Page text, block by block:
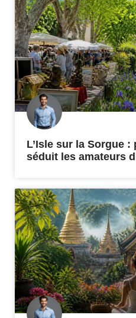
L’Isle sur la Sorgue
séduit les amateurs